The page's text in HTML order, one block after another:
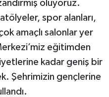
oluyoruz.
atölyeler, spor alanları,
amaçlı salonlar yer
eğitimden
kadar geniş bir
Şehrimizin gençlerine